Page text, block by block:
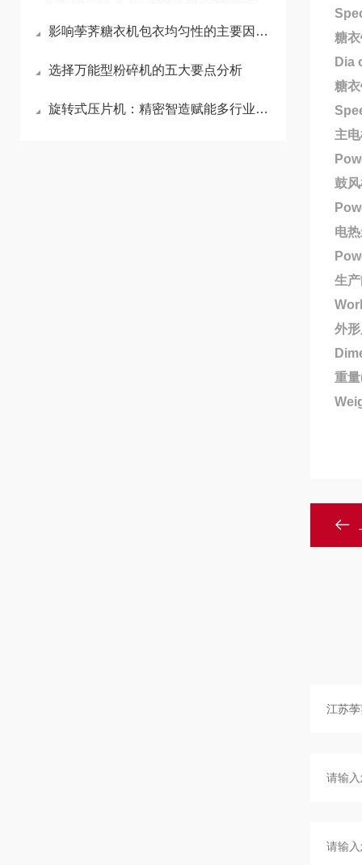
影响荸荠糖衣机包衣均匀性的主要因素分析
选择万能型粉碎机的五大要点分析
旋转式压片机：精密智造赋能多行业规模化生产
糖
Dia
糖
主
鼓
电
生
外
重